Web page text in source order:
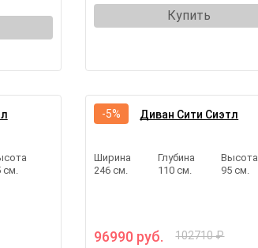
Купить
см.
Диван Сити Сиэтл
Ширина
246 см.
Глубина
110 см.
Высота
95 см.
96990 руб. 102710 ₽
-5%